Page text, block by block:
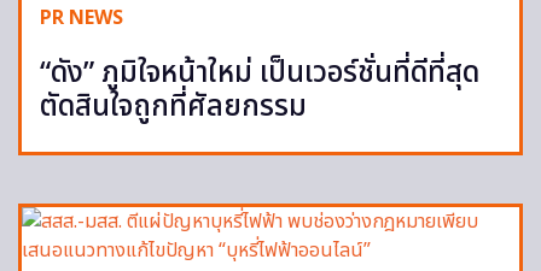
PR NEWS
“ดัง” ภูมิใจหน้าใหม่ เป็นเวอร์ชั่นที่ดีที่สุด
ตัดสินใจถูกที่ศัลยกรรม